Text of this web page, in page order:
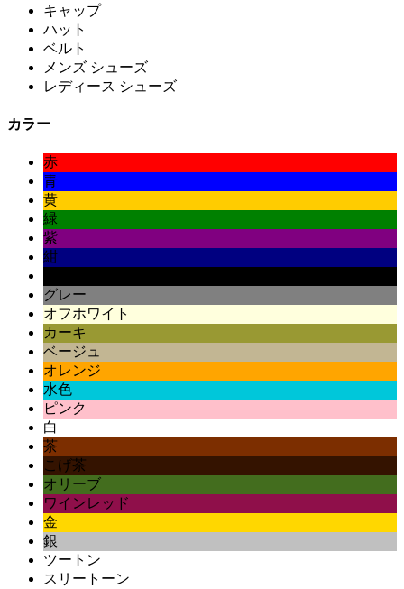
キャップ
ハット
ベルト
メンズ シューズ
レディース シューズ
カラー
赤
青
黄
緑
紫
紺
グレー
オフホワイト
カーキ
ベージュ
オレンジ
水色
ピンク
白
茶
こげ茶
オリーブ
ワインレッド
金
銀
ツートン
スリートーン